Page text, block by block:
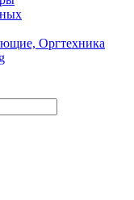
Оргтехника